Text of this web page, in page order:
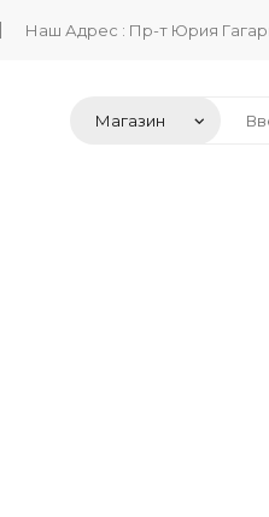
Наш Адрес : Пр-т Юрия